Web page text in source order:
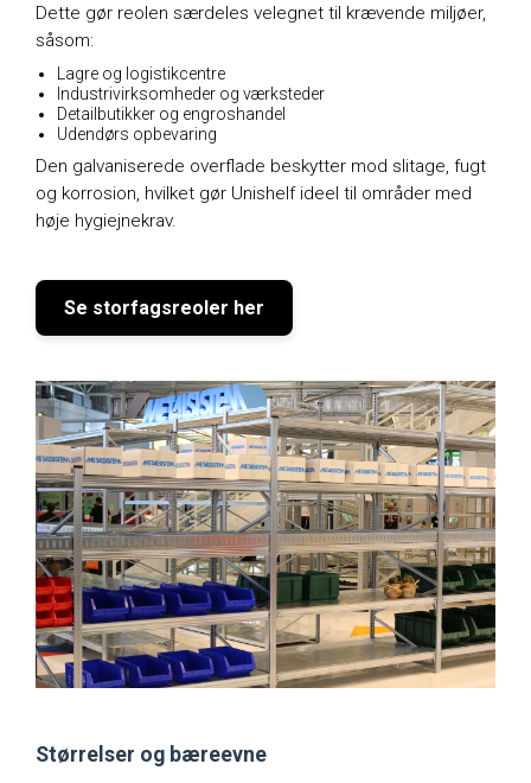
Dette gør reolen særdeles velegnet til krævende miljøer,
såsom:
Lagre og logistikcentre
Industrivirksomheder og værksteder
Detailbutikker og engroshandel
Udendørs opbevaring
Den galvaniserede overflade beskytter mod slitage, fugt
og korrosion, hvilket gør Unishelf ideel til områder med
høje hygiejnekrav.
Se storfagsreoler her
Størrelser og bæreevne